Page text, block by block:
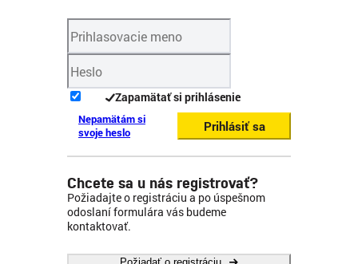
Zapamätať si prihlásenie
Nepamätám si
svoje heslo
Prihlásiť sa
Chcete sa u nás registrovať?
Požiadajte o registráciu a po úspešnom
odoslaní formulára vás budeme
kontaktovať.